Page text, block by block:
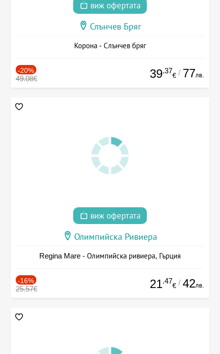
виж офертата
Слънчев Бряг
Корона - Слънчев бряг
-20%
49.08€ 39.37
€ / 77лв.
виж офертата
Олимпийска Ривиера
Regina Mare - Олимпийска ривиера, Гърция
-16%
25.57€ 21.47
€ / 42лв.